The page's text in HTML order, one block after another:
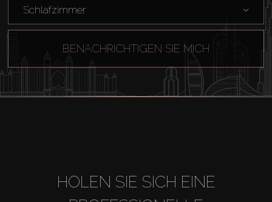
Schlafzimmer
BENACHRICHTIGEN SIE MICH
HOLEN SIE SICH EINE